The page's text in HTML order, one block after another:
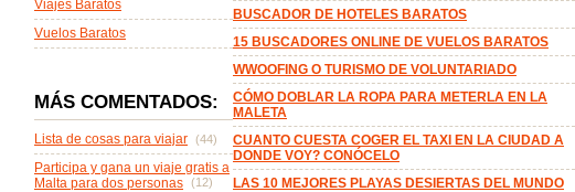
BUSCADOR DE HOTELES BARATOS
15 BUSCADORES ONLINE DE VUELOS BARATOS
WWOOFING O TURISMO DE VOLUNTARIADO
CÓMO DOBLAR LA ROPA PARA METERLA EN LA
MALETA
CUANTO CUESTA COGER EL TAXI EN LA CIUDAD A
DONDE VOY? CONÓCELO
LAS 10 MEJORES PLAYAS DESIERTAS DEL MUNDO
Viajes Baratos
Vuelos Baratos
MÁS COMENTADOS:
Lista de cosas para viajar (44)
Participa y gana un viaje gratis a
Malta para dos personas (12)